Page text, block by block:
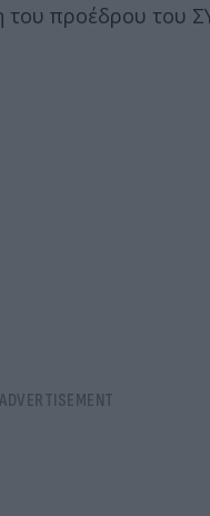
προέδρου του